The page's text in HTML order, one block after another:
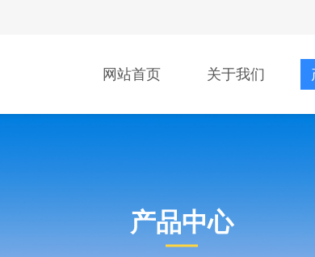
网站首页 关于我们
产品中心